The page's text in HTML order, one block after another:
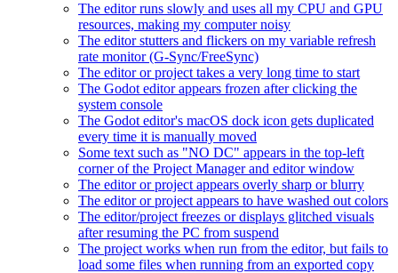
The editor runs slowly and uses all my CPU and GPU
resources, making my computer noisy
The editor stutters and flickers on my variable refresh
rate monitor (G-Sync/FreeSync)
The editor or project takes a very long time to start
The Godot editor appears frozen after clicking the
system console
The Godot editor's macOS dock icon gets duplicated
every time it is manually moved
Some text such as "NO DC" appears in the top-left
corner of the Project Manager and editor window
The editor or project appears overly sharp or blurry
The editor or project appears to have washed out colors
The editor/project freezes or displays glitched visuals
after resuming the PC from suspend
The project works when run from the editor, but fails to
load some files when running from an exported copy